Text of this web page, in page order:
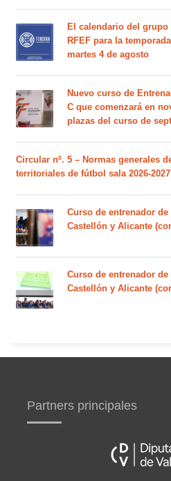
El calendario del grupo
RFEF para la
martes 4 de agosto
Nuevo curso de
C que comenzará en
plazas del curso de
Circular nº. 5 – Normas generales
territoriales de fútbol sala 2026-2027
Curso de entrenador
Castellón y Alicante
Curso de entrenador
Castellón y Alicante
Partners principales